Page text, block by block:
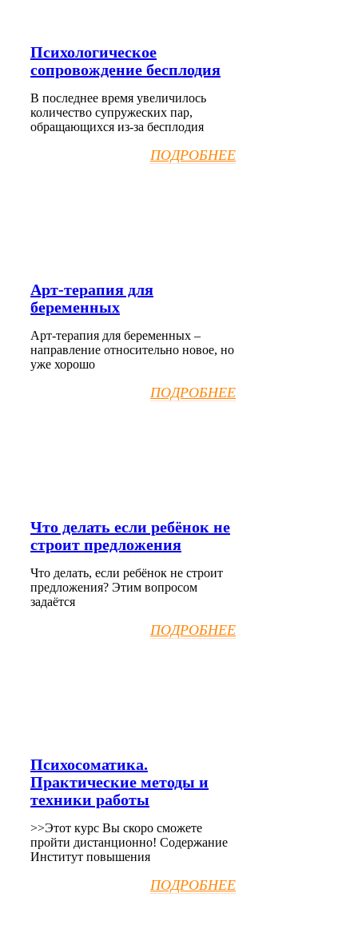
Психологическое
сопровождение бесплодия
В последнее время увеличилось
количество супружеских пар,
обращающихся из-за бесплодия
ПОДРОБНЕЕ
Арт-терапия для
беременных
Арт-терапия для беременных –
направление относительно новое, но
уже хорошо
ПОДРОБНЕЕ
Что делать если ребёнок не
строит предложения
Что делать, если ребёнок не строит
предложения? Этим вопросом
задаётся
ПОДРОБНЕЕ
Психосоматика.
Практические методы и
техники работы
>>Этот курс Вы скоро сможете
пройти дистанционно! Содержание
Институт повышения
ПОДРОБНЕЕ